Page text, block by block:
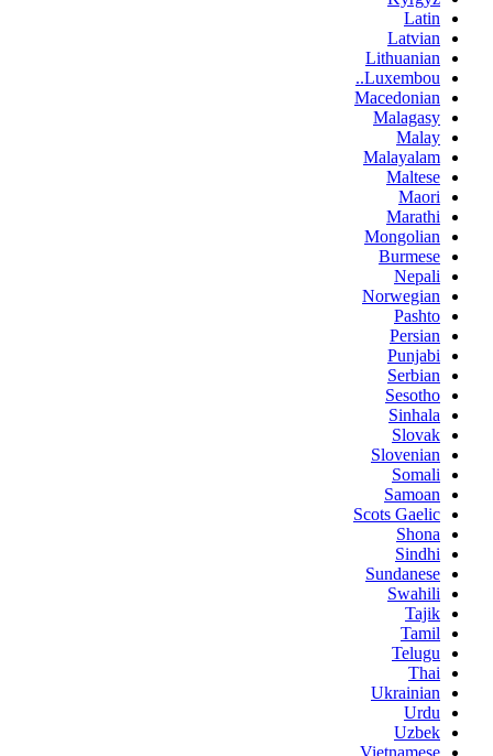
Latin
Latvian
Lithuanian
Luxembou..
Macedonian
Malagasy
Malay
Malayalam
Maltese
Maori
Marathi
Mongolian
Burmese
Nepali
Norwegian
Pashto
Persian
Punjabi
Serbian
Sesotho
Sinhala
Slovak
Slovenian
Somali
Samoan
Scots Gaelic
Shona
Sindhi
Sundanese
Swahili
Tajik
Tamil
Telugu
Thai
Ukrainian
Urdu
Uzbek